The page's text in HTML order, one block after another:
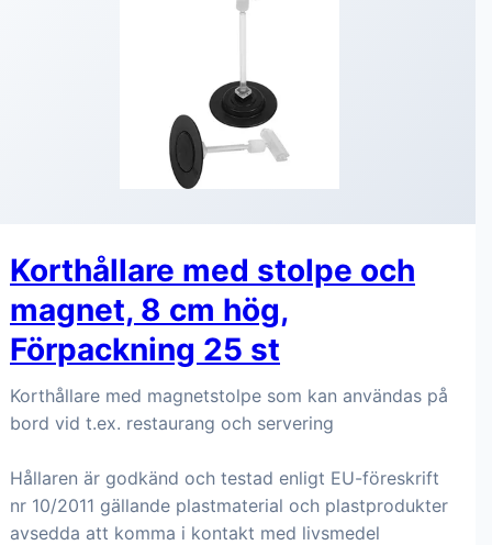
Korthållare med stolpe och
magnet, 8 cm hög,
Förpackning 25 st
Korthållare med magnetstolpe som kan användas på
bord vid t.ex. restaurang och servering
Hållaren är godkänd och testad enligt EU-föreskrift
nr 10/2011 gällande plastmaterial och plastprodukter
avsedda att komma i kontakt med livsmedel